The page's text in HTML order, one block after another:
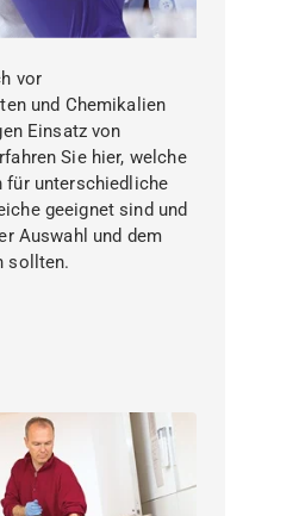
vor
und Chemikalien
Einsatz von
Sie hier, welche
für unterschiedliche
geeignet sind und
Auswahl und dem
sollten.